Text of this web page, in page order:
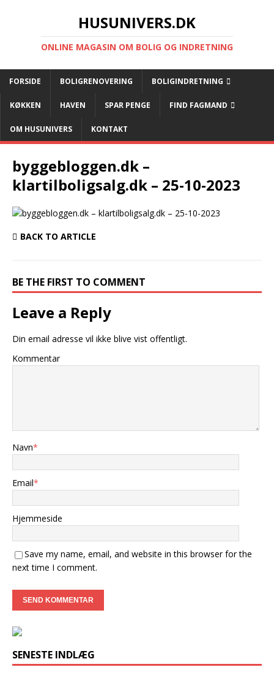
HUSUNIVERS.DK
ONLINE MAGASIN OM BOLIG OG INDRETNING
FORSIDE BOLIGRENOVERING BOLIGINDRETNING
KØKKEN HAVEN SPAR PENGE FIND FAGMAND
OM HUSUNIVERS KONTAKT
byggebloggen.dk –
klartilboligsalg.dk – 25-10-2023
BACK TO ARTICLE
BE THE FIRST TO COMMENT
Leave a Reply
Din email adresse vil ikke blive vist offentligt.
Kommentar
Navn*
Email*
Hjemmeside
Save my name, email, and website in this browser for the
next time I comment.
SENESTE INDLÆG